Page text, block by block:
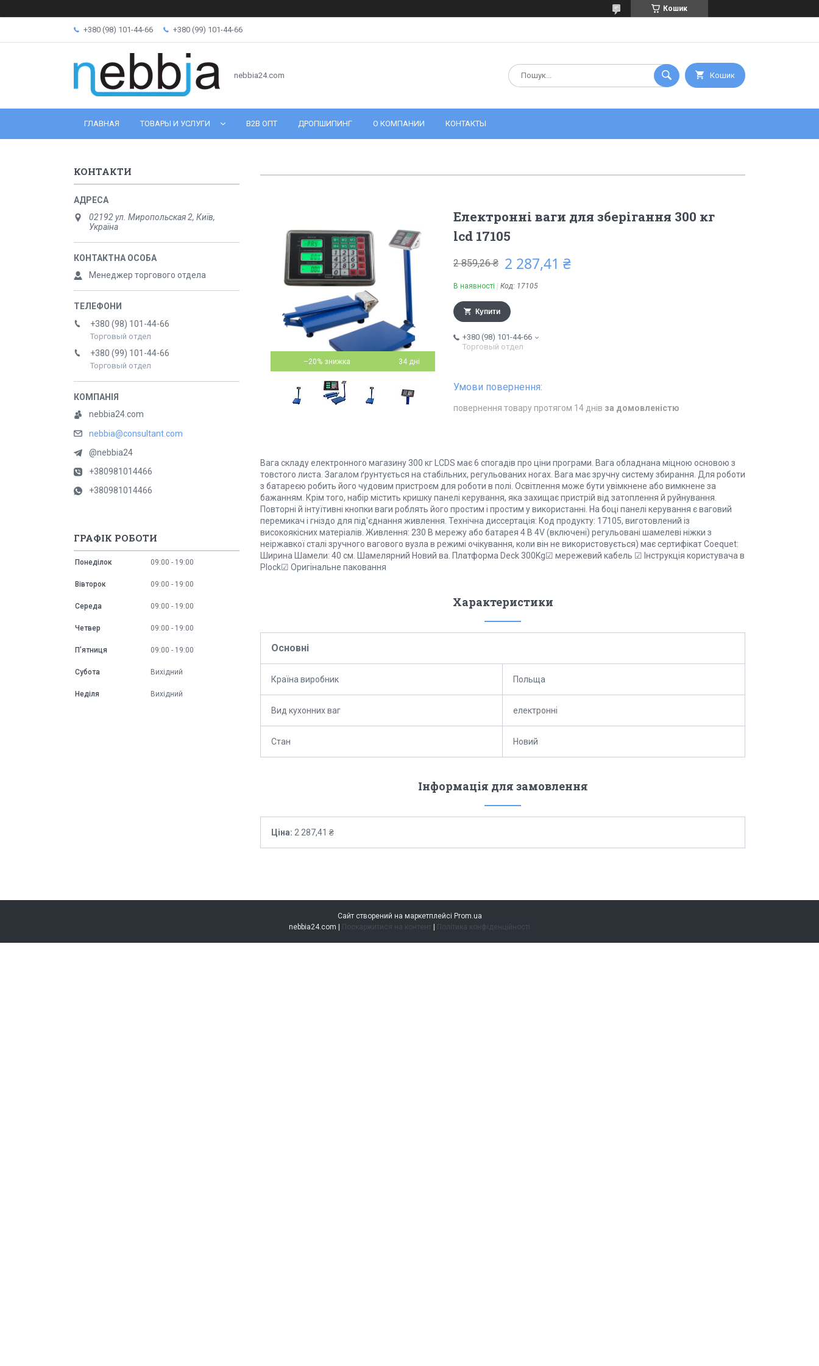
Кошик
+380 (98) 101-44-66 +380 (99) 101-44-66
nebbia24.com Кошик
ГЛАВНАЯ ТОВАРЫ И УСЛУГИ B2B ОПТ ДРОПШИПИНГ О КОМПАНИИ КОНТАКТЫ
–20% 34 дні
Електронні ваги для зберігання 300 кг
lcd 17105
2 859,26 ₴ 2 287,41 ₴
В наявності Код: 17105
Купити
+380 (98) 101-44-66
Торговый отдел
повернення товару протягом 14 днів за домовленістю
Вага складу електронного магазину 300 кг LCDS має 6 спогадів про ціни програми. Вага обладнана міцною основою з
товстого листа. Загалом ґрунтується на стабільних, регульованих ногах. Вага має зручну систему збирання. Для роботи
з батареєю робить його чудовим пристроєм для роботи в полі. Освітлення може бути увімкнене або вимкнене за
бажанням. Крім того, набір містить кришку панелі керування, яка захищає пристрій від затоплення й руйнування.
Повторні й інтуїтивні кнопки ваги роблять його простим і простим у використанні. На боці панелі керування є ваговий
перемикач і гніздо для під'єднання живлення. Технічна диссертація: Код продукту: 17105, виготовлений із
високоякісних матеріалів. Живлення: 230 В мережу або батарея 4 В 4V (включені) регульовані шамелеві ніжки з
неіржавкої сталі зручного вагового вузла в режимі очікування, коли він не використовується) має сертифікат Coequet:
Ширина Шамели: 40 см. Шамелярний Новий ва. Платформа Deck 300Kg☑ мережевий кабель ☑ Інструкція користувача в
Plock☑ Оригінальне паковання
Характеристики
Основні
Країна виробник Польща
Вид кухонних ваг електронні
Стан Новий
Інформація для замовлення
Ціна: 2 287,41 ₴
КОНТАКТИ
02192 ул. Миропольская 2, Київ,
Україна
Менеджер торгового отдела
+380 (98) 101-44-66
Торговый отдел
+380 (99) 101-44-66
Торговый отдел
nebbia24.com
nebbia@consultant.com
@nebbia24
+380981014466
+380981014466
ГРАФІК РОБОТИ
Понеділок 09:00 19:00
Вівторок 09:00 19:00
Середа 09:00 19:00
Четвер 09:00 19:00
Пʼятниця 09:00 19:00
Субота Вихідний
Неділя Вихідний
Сайт створений на маркетплейсі Prom.ua
Поскаржитися на контент Політика конфіденційності